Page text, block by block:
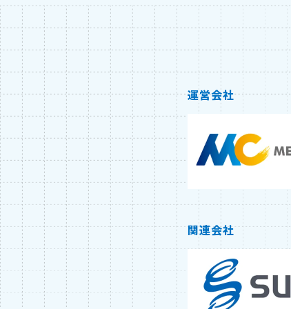
運営会社
関連会社